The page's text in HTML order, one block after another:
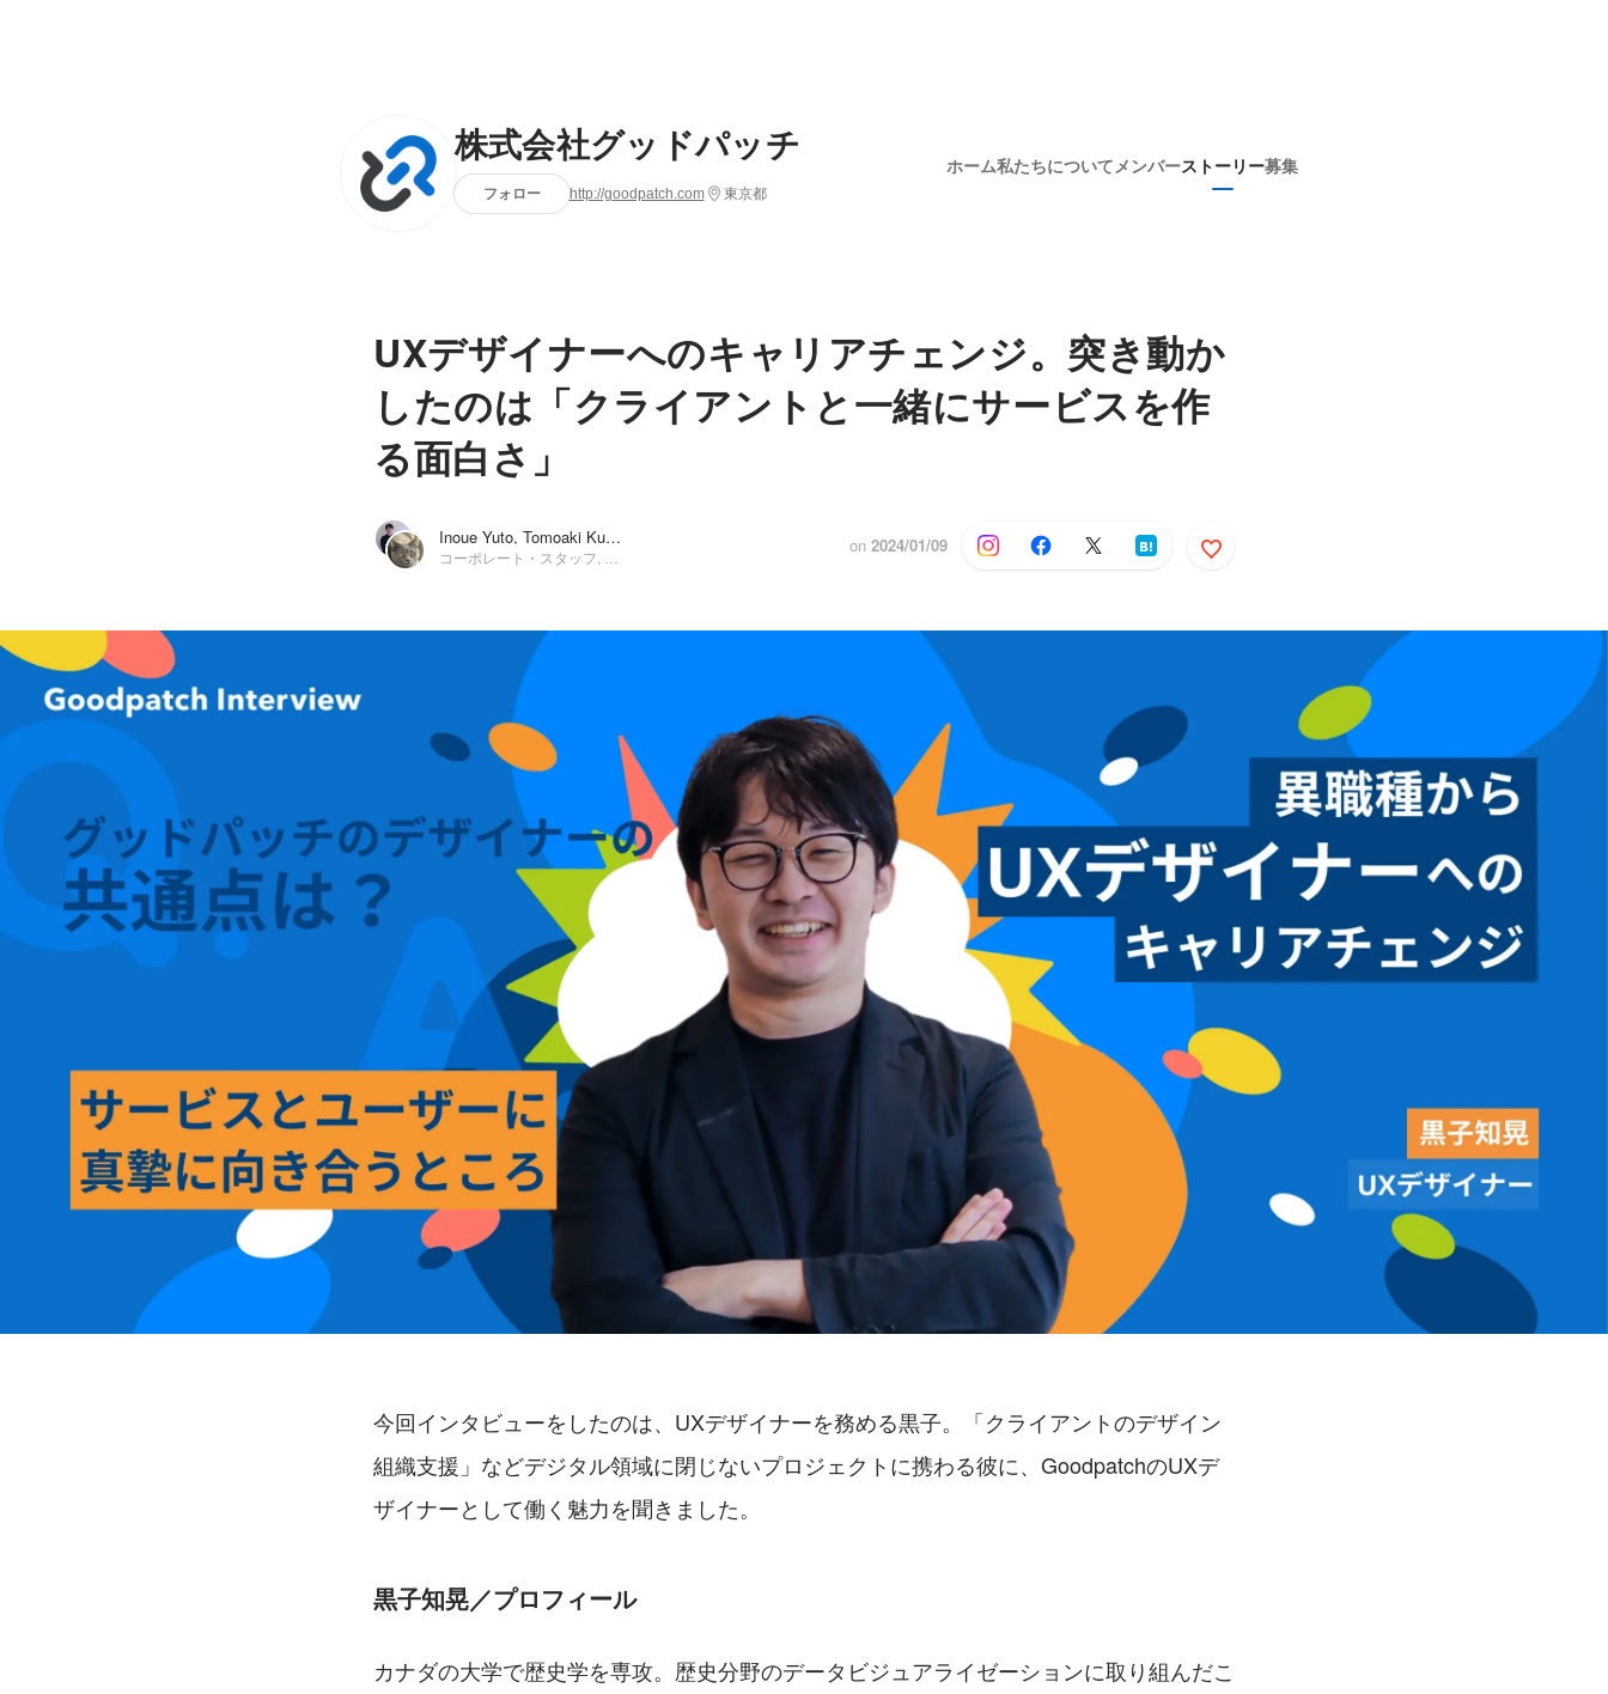
株式会社グッドパッチ
フォロー http://goodpatch.com 東京都
ホーム私たちについて メンバーストーリー募集
UXデザイナーへのキャリアチェンジ。突き動か
したのは「クライアントと一緒にサービスを作
る面白さ」
Inoue Yuto, Tomoaki Kuroko on 2024/01/09
今回インタビューをしたのは、UXデザイナーを務める黒子。「クライアントのデザイン
組織支援」などデジタル領域に閉じないプロジェクトに携わる彼に、GoodpatchのUXデ
ザイナーとして働く魅力を聞きました。
黒子知晃／プロフィール
カナダの大学で歴史学を専攻。歴史分野のデータビジュアライゼーションに取り組んだこ
Inoue Yuto